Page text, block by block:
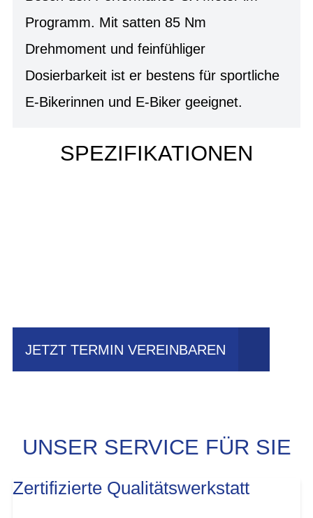
Programm. Mit satten 85 Nm
Drehmoment und feinfühliger
Dosierbarkeit ist er bestens für sportliche
E-Bikerinnen und E-Biker geeignet.
SPEZIFIKATIONEN
JETZT TERMIN VEREINBAREN
UNSER SERVICE FÜR SIE
Zertifizierte Qualitätswerkstatt